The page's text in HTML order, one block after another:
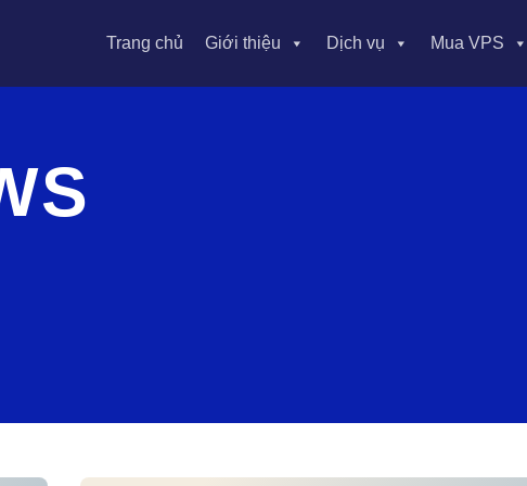
Trang chủ Giới thiệu Dịch vụ Mua VPS